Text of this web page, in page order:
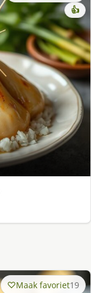
👍
Maak favoriet19